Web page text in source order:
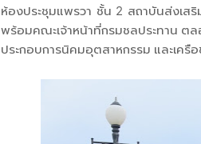
ห้องประชุมแพรวา ชั้น 2 สถาบันส่งเส
พร้อมคณะเจ้าหน้าที่กรมชลประทาน ต
ประกอบการนิคมอุตสาหกรรม และเครื